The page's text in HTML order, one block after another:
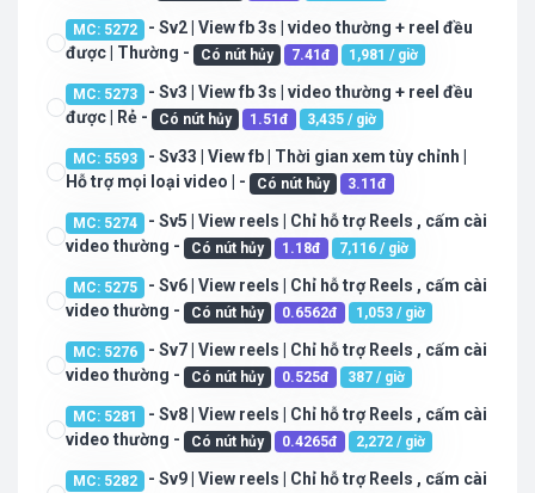
MC: 5272
- Sv2 | View fb 3s | video thường + reel đều
được | Thường -
Có nút hủy 7.41đ 1,981 / giờ
MC: 5273
- Sv3 | View fb 3s | video thường + reel đều
được | Rẻ -
Có nút hủy 1.51đ 3,435 / giờ
MC: 5593
- Sv33 | View fb | Thời gian xem tùy chỉnh |
Hỗ trợ mọi loại video | -
Có nút hủy 3.11đ
MC: 5274
- Sv5 | View reels | Chỉ hỗ trợ Reels , cấm cài
video thường -
Có nút hủy 1.18đ 7,116 / giờ
MC: 5275
- Sv6 | View reels | Chỉ hỗ trợ Reels , cấm cài
video thường -
Có nút hủy 0.6562đ 1,053 / giờ
MC: 5276
- Sv7 | View reels | Chỉ hỗ trợ Reels , cấm cài
video thường -
Có nút hủy 0.525đ 387 / giờ
MC: 5281
- Sv8 | View reels | Chỉ hỗ trợ Reels , cấm cài
video thường -
Có nút hủy 0.4265đ 2,272 / giờ
MC: 5282
- Sv9 | View reels | Chỉ hỗ trợ Reels , cấm cài